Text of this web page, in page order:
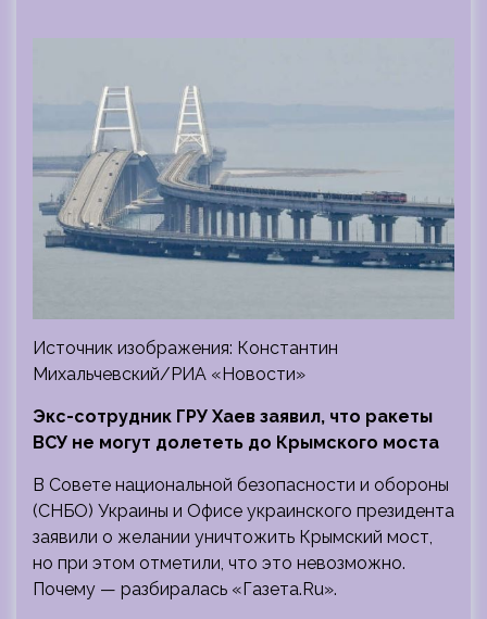
Источник изображения: Константин
Михальчевский/РИА «Новости»
Экс-сотрудник ГРУ Хаев заявил, что ракеты
ВСУ не могут долететь до Крымского моста
В Совете национальной безопасности и обороны
(СНБО) Украины и Офисе украинского президента
заявили о желании уничтожить Крымский мост,
но при этом отметили, что это невозможно.
Почему — разбиралась «Газета.Ru».